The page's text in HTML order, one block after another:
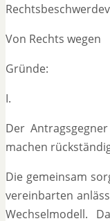
Von Rechts wegen
Gründe:
I.
Der
machen
Die gemeinsam
vereinbarten
Wechselmodell.